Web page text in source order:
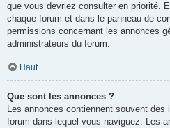
que vous devriez consulter en priorité.
chaque forum et dans le panneau de
permissions concernant les annonces
administrateurs du forum.
Haut
Que sont les annonces ?
Les annonces contiennent souvent
forum dans lequel vous naviguez. Les